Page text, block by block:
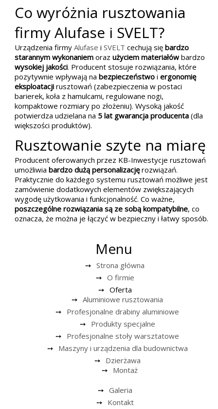
Co wyróżnia rusztowania
firmy Alufase i SVELT?
Urządzenia firmy Alufase i SVELT cechują się bardzo
starannym wykonaniem oraz użyciem materiałów bardzo
wysokiej jakości. Producent stosuje rozwiązania, które
pozytywnie wpływają na bezpieczeństwo i ergonomię
eksploatacji rusztowań (zabezpieczenia w postaci
barierek, koła z hamulcami, regulowane nogi,
kompaktowe rozmiary po złożeniu). Wysoką jakość
potwierdza udzielana na 5 lat gwarancja producenta (dla
większości produktów).
Rusztowanie szyte na miarę
Producent oferowanych przez KB-Inwestycje rusztowań
umożliwia bardzo dużą personalizacjęrozwiązań.
Praktycznie do każdego systemu rusztowań możliwe jest
zamówienie dodatkowych elementów zwiększających
wygodę użytkowania i funkcjonalność. Co ważne,
poszczególne rozwiązania są ze sobą kompatybilne, co
oznacza, że można je łączyć w bezpieczny i łatwy sposób.
Menu
Strona główna
O firmie
Oferta
Aluminiowe rusztowania
Profesjonalne drabiny aluminiowe
Produkty specjalne
Profesjonalne stoły warsztatowe
Maszyny i urządzenia dla budownictwa
Dzierżawa
Montaż
Galeria
Kontakt